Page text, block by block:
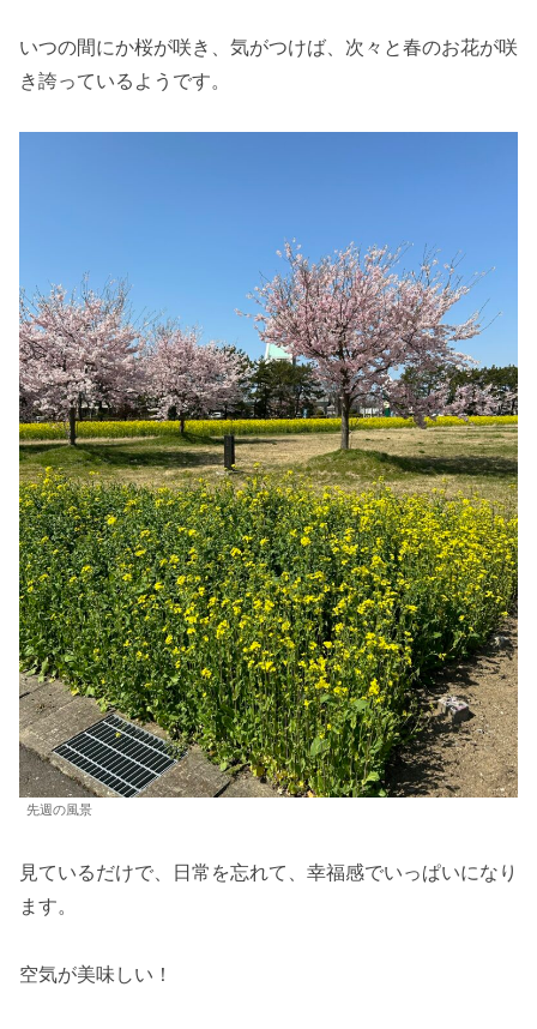
いつの間にか桜が咲き、気がつけば、次々と春のお花が咲
き誇っているようです。
先週の風景
見ているだけで、日常を忘れて、幸福感でいっぱいになり
ます。
空気が美味しい！